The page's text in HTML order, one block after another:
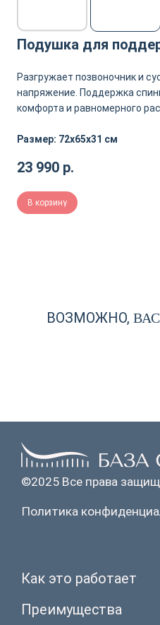
Подушка для
Разгружает позвоночник и
напряжение. Поддержка
комфорта и равномерного
Размер: 72х65х31 см
23 990 р.
В корзину
ВОЗМОЖНО,
©2025 Все права защищеные
Статьи
Видеообзор